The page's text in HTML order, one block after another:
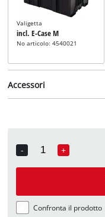
Valigetta
incl. E-Case M
No articolo: 4540021
Accessori
abrasiva
No articolo: 49496174
-
Quantity
+
Confronta il prodotto